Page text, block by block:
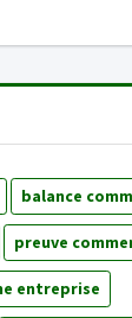
balance
preuve
entreprise